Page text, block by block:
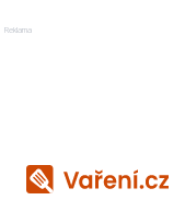
Reklama